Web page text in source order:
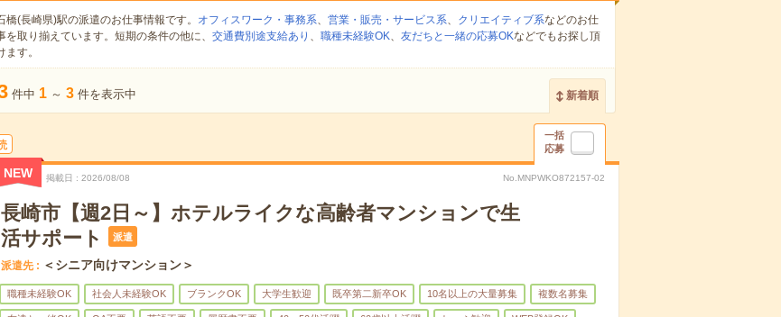
橋(長崎県)駅の派遣のお仕事情報です。 オフィスワーク・事務系、 営業・販売・サービス系、 クリエイティブ系などのお仕
を取り揃えています。短期の条件の他に、 交通費別途支給あり 、 職種未経験OK、 友だちと一緒の応募OKなどでもお探し頂
ます。
件中 1 ～ 3 件を表示中 新着順
一括
応募
NEW 掲載日 2026/08/08 No.MNPWKO872157-02
長崎市【週2日～】ホテルライクな高齢者マンションで生
活サポート
派遣
派遣先 ＜シニア向けマンション＞
職種未経験OK 社会人未経験OK ブランクOK 大学生歓迎 既卒第二新卒OK 10名以上の大量募集 複数名募集